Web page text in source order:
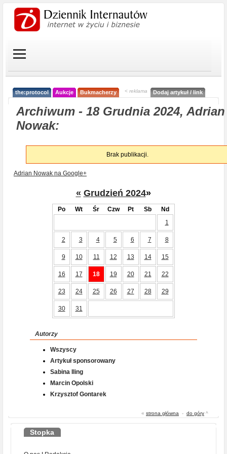
the:protocol Aukcje Bukmacherzy < reklama Dodaj artykuł / link
Archiwum - 18 Grudnia 2024, Adrian
Nowak:
Brak publikacji.
Adrian Nowak na Google+
« Grudzień 2024»
Po Wt Śr Czw Pt Sb
Nd
1
2 3 4 5 6 7 8
9 10 11 12 13 14 15
16 17 18 19 20 21 22
23 24 25 26 27 28 29
30 31
Autorzy
Wszyscy
Artykuł sponsorowany
Sabina Iling
Marcin Opolski
Krzysztof Gontarek
« strona główna - do góry ^
Stopka